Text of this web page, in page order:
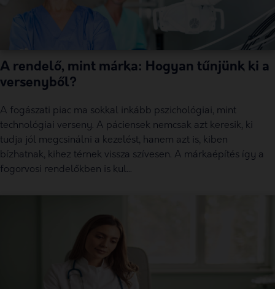
A rendelő, mint márka: Hogyan tűnjünk ki a
versenyből?
A fogászati piac ma sokkal inkább pszichológiai, mint
technológiai verseny. A páciensek nemcsak azt keresik, ki
tudja jól megcsinálni a kezelést, hanem azt is, kiben
bízhatnak, kihez térnek vissza szívesen. A márkaépítés így a
fogorvosi rendelőkben is kul...